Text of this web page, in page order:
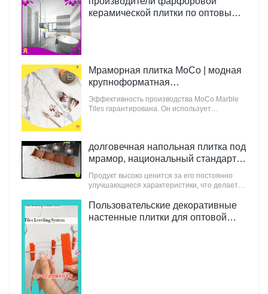
керамической плитки по оптовым
Мраморная плитка MoCo | модная
крупноформатная
керамогранитная плитка из Китая
Эффективность производства MoCo Marble
Tiles гарантирована. Он использует
долговечная напольная плитка под
мрамор, национальный стандарт |
Мраморная плитка MoCo
Продукт высоко ценится за его постоянно
улучшающиеся характеристики, что делает
инновационных и ориентированных на
будущее зданий.
Пользовательские декоративные
настенные плитки для оптовой